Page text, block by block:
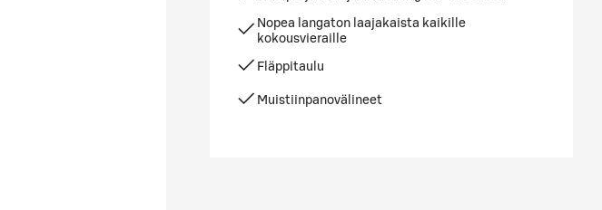
Nopea langaton laajakaista kaikille
kokousvieraille
Fläppitaulu
Muistiinpanovälineet